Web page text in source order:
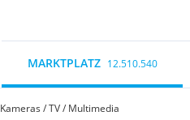
MARKTPLATZ 12.510.540
Kameras / TV / Multimedia